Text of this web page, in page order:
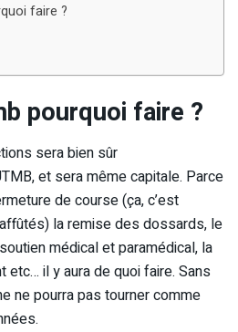
faire ?
pourquoi faire ?
sera bien sûr
et sera même capitale. Parce
de course (ça, c’est
la remise des dossards, le
médical et paramédical, la
il y aura de quoi faire. Sans
ne pourra pas tourner comme